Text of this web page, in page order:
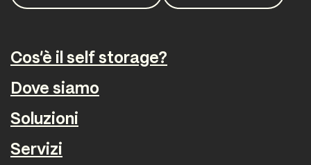
Cos'è il self storage?
Dove siamo
Soluzioni
Servizi